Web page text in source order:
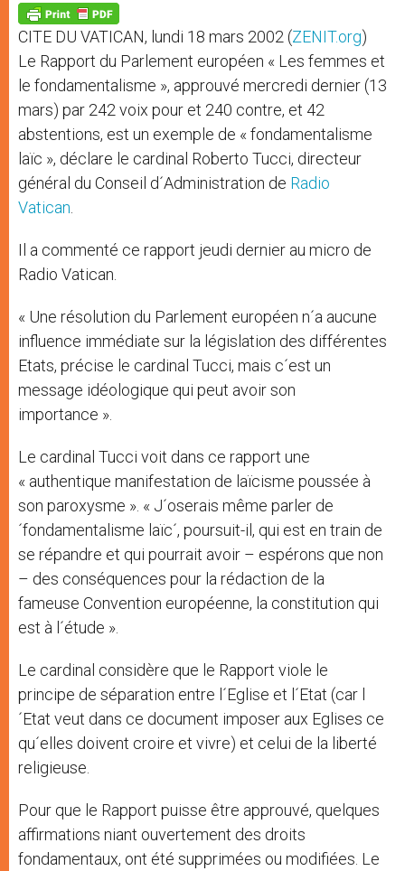
p
p
g
e
r
o
k
CITE DU VATICAN, lundi 18 mars 2002 (ZENIT.org)
Le Rapport du Parlement européen « Les femmes et
le fondamentalisme », approuvé mercredi dernier (13
mars) par 242 voix pour et 240 contre, et 42
abstentions, est un exemple de « fondamentalisme
laïc », déclare le cardinal Roberto Tucci, directeur
général du Conseil d´Administration de Radio
Vatican
Il a commenté ce rapport jeudi dernier au micro de
Radio Vatican.
« Une résolution du Parlement européen n´a aucune
influence immédiate sur la législation des différentes
Etats, précise le cardinal Tucci, mais c´est un
message idéologique qui peut avoir son
importance ».
Le cardinal Tucci voit dans ce rapport une
« authentique manifestation de laïcisme poussée à
son paroxysme ». « J´oserais même parler de
´fondamentalisme laïc´, poursuit-il, qui est en train de
se répandre et qui pourrait avoir – espérons que non
– des conséquences pour la rédaction de la
fameuse Convention européenne, la constitution qui
est à l´étude ».
Le cardinal considère que le Rapport viole le
principe de séparation entre l´Eglise et l´Etat (car l
´Etat veut dans ce document imposer aux Eglises ce
qu´elles doivent croire et vivre) et celui de la liberté
religieuse.
Pour que le Rapport puisse être approuvé, quelques
affirmations niant ouvertement des droits
fondamentaux, ont été supprimées ou modifiées. Le